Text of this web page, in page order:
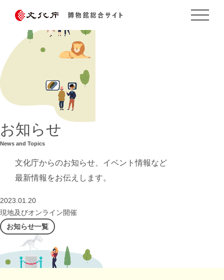
お知らせ
News and Topics
文化庁からのお知らせ、イベント情報など
最新情報をお伝えします。
2023.01.20
現地及びオンライン開催
お知らせ一覧